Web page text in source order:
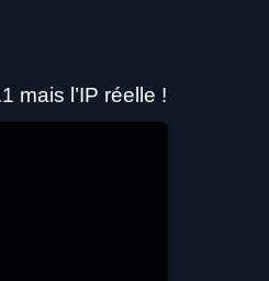
mais l’IP réelle !